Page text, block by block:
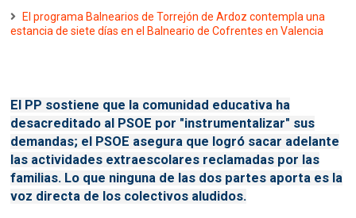
El programa Balnearios de Torrejón de Ardoz contempla una
estancia de siete días en el Balneario de Cofrentes en Valencia
El PP sostiene que la comunidad educativa ha
desacreditado al PSOE por "instrumentalizar" sus
demandas; el PSOE asegura que logró sacar adelante
las actividades extraescolares reclamadas por las
familias. Lo que ninguna de las dos partes aporta es la
voz directa de los colectivos aludidos.